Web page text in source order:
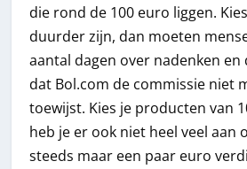
die rond de 100 euro liggen.
duurder zijn, dan moeten
aantal dagen over nadenken
dat Bol.com de commissie niet
toewijst. Kies je producten van
heb je er ook niet heel veel aan
steeds maar een paar euro